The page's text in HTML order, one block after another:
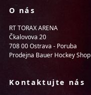
O nás
RT TORAX ARENA
Čkalovova 20
708 00 Ostrava - Poruba
Prodejna Bauer Hockey Shop
Kontaktujte nás